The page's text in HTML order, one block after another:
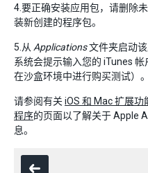
4.要正确安装应用包，请删除
装新创建的程序包。
5.从 Applications文件夹启动该
系统会提示输入您的 iTunes
在沙盒环境中进行购买测试）。
请参阅有关 iOS 和 Mac 扩展功
程序的页面以了解关于 Apple
息。